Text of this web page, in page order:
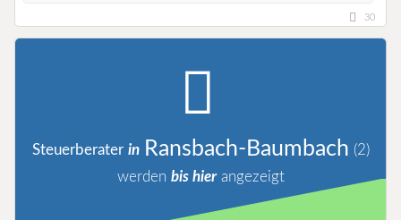
30
Steuerberater in Ransbach-Baumbach (2)
werden bis hierangezeigt